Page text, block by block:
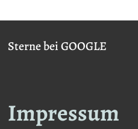
Sterne bei GOOGLE
Impressum